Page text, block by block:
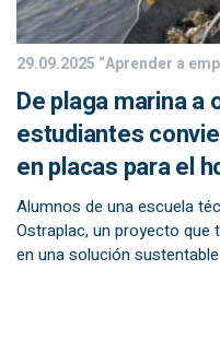
29.09.2025 “Aprender a
De plaga marina a
estudiantes
en placas para el
Alumnos de una escuela
Ostraplac, un proyecto
en una solución sustentable